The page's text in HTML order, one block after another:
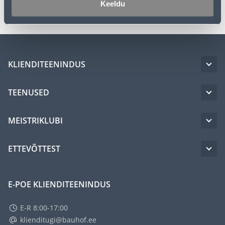
Keeldu
KLIENDITEENINDUS
TEENUSED
MEISTRIKLUBI
ETTEVÕTTEST
E-POE KLIENDITEENINDUS
E-R 8:00-17:00
klienditugi@bauhof.ee